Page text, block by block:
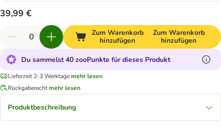
39,99 €
Zum Warenkorb
hinzufügen
Zum Warenkorb
hinzufügen
Du sammelst 40 zooPunkte für dieses Produkt
Lieferzeit 2-3 Werktagemehr lesen
Rückgaberechtmehr lesen
Produktbeschreibung